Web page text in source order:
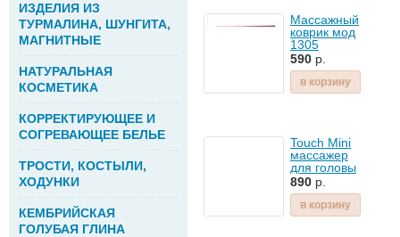
ИЗДЕЛИЯ ИЗ
ТУРМАЛИНА, ШУНГИТА,
МАГНИТНЫЕ
НАТУРАЛЬНАЯ
КОСМЕТИКА
КОРРЕКТИРУЮЩЕЕ И
СОГРЕВАЮЩЕЕ БЕЛЬЕ
ТРОСТИ, КОСТЫЛИ,
ХОДУНКИ
КЕМБРИЙСКАЯ
ГОЛУБАЯ ГЛИНА
Массажный
коврик мод
1305
590 р.
в корзину
Touch Mini
массажер
для головы
890 р.
в корзину